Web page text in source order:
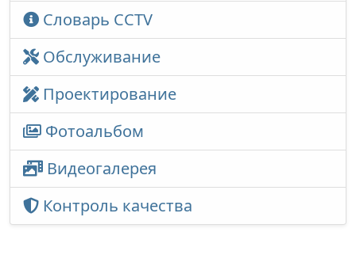
Словарь CCTV
Обслуживание
Проектирование
Фотоальбом
Видеогалерея
Контроль качества